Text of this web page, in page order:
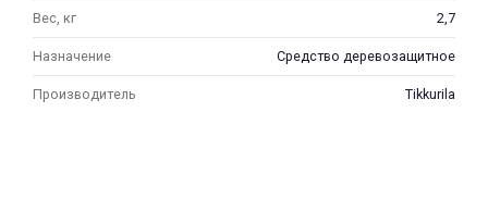
Вес, кг 2,7
Назначение Средство деревозащитное
Производитель Tikkurila